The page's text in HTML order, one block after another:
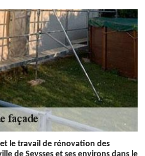
le travail de rénovation des